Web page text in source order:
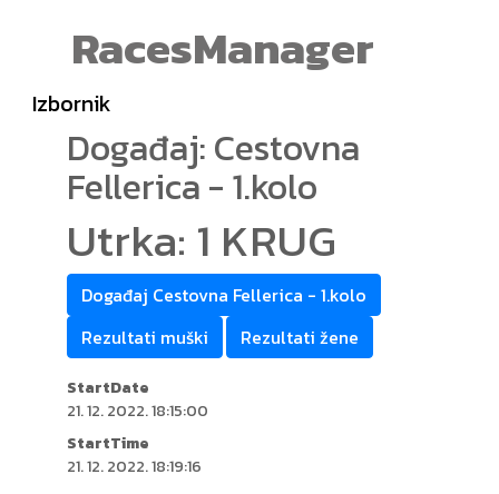
RacesManager
Izbornik
Događaj: Cestovna
Fellerica - 1.kolo
Utrka: 1 KRUG
Događaj Cestovna Fellerica - 1.kolo
Rezultati muški
Rezultati žene
StartDate
21. 12. 2022. 18:15:00
StartTime
21. 12. 2022. 18:19:16